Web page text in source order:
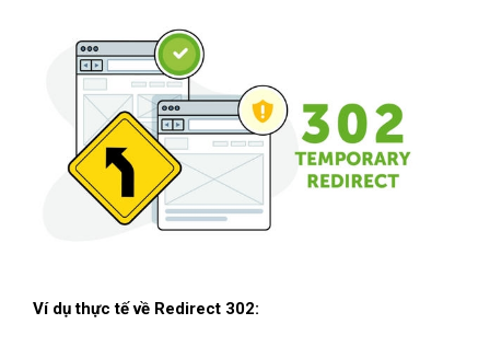
Ví dụ thực tế về Redirect 302: